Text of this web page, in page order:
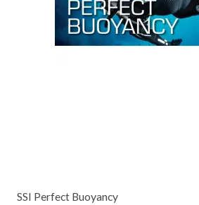
SSI Perfect Buoyancy